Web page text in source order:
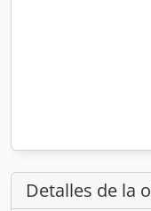
Detalles de la